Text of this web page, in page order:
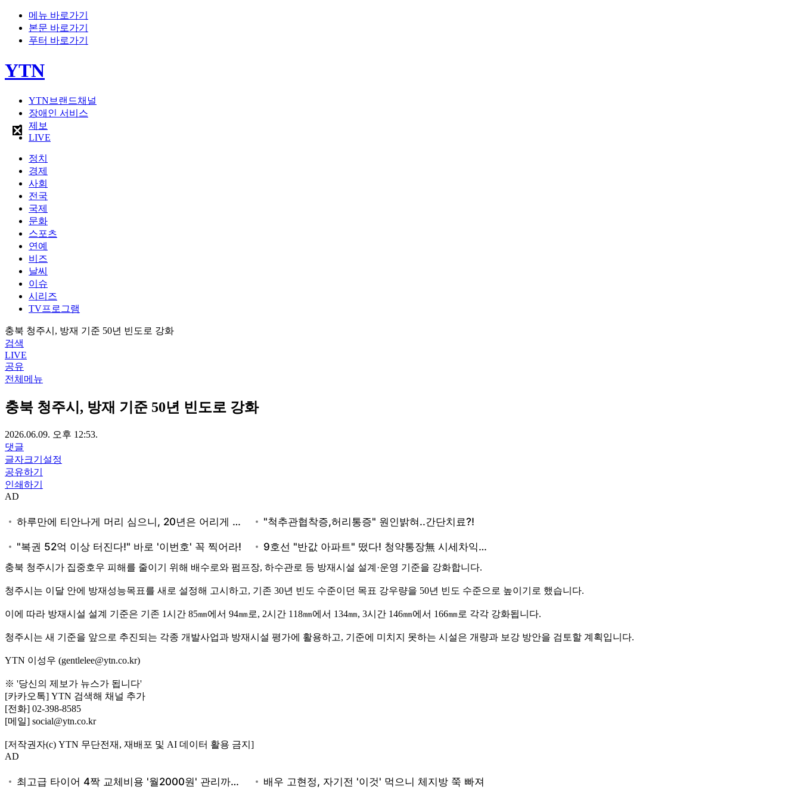
메뉴 바로가기
본문 바로가기
푸터 바로가기
YTN
YTN브랜드채널
장애인 서비스
제보
LIVE
정치
경제
사회
전국
국제
문화
스포츠
연예
비즈
날씨
이슈
시리즈
TV프로그램
충북 청주시, 방재 기준 50년 빈도로 강화
검색
LIVE
공유
전체메뉴
충북 청주시, 방재 기준 50년 빈도로 강화
2026.06.09. 오후 12:53.
댓글
글자크기설정
공유하기
인쇄하기
AD
충북 청주시가 집중호우 피해를 줄이기 위해 배수로와 펌프장, 하수관로 등 방재시설 설계·운영 기준을 강화합니다.
청주시는 이달 안에 방재성능목표를 새로 설정해 고시하고, 기존 30년 빈도 수준이던 목표 강우량을 50년 빈도 수준으로 높이기로 했습니다.
이에 따라 방재시설 설계 기준은 기존 1시간 85㎜에서 94㎜로, 2시간 118㎜에서 134㎜, 3시간 146㎜에서 166㎜로 각각 강화됩니다.
청주시는 새 기준을 앞으로 추진되는 각종 개발사업과 방재시설 평가에 활용하고, 기준에 미치지 못하는 시설은 개량과 보강 방안을 검토할 계획입니다.
YTN 이성우 (gentlelee@ytn.co.kr)
※ '당신의 제보가 뉴스가 됩니다'
[카카오톡] YTN 검색해 채널 추가
[전화] 02-398-8585
[메일] social@ytn.co.kr
[저작권자(c) YTN 무단전재, 재배포 및 AI 데이터 활용 금지]
AD